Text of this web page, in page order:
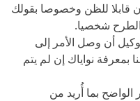
للظن وخصوصا بقولك
شخصيا.
أن وصل الأمر إلى
بمعرفة نواياك إن لم يتم
بما أُريد من